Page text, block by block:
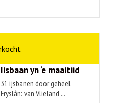
Iisbaan yn ‘e maaitiid
31 ijsbanen door geheel
Fryslân: van Vlieland ...